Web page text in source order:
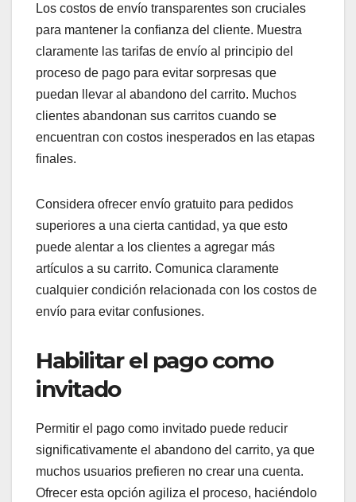
Los costos de envío transparentes son cruciales
para mantener la confianza del cliente. Muestra
claramente las tarifas de envío al principio del
proceso de pago para evitar sorpresas que
puedan llevar al abandono del carrito. Muchos
clientes abandonan sus carritos cuando se
encuentran con costos inesperados en las etapas
finales.
Considera ofrecer envío gratuito para pedidos
superiores a una cierta cantidad, ya que esto
puede alentar a los clientes a agregar más
artículos a su carrito. Comunica claramente
cualquier condición relacionada con los costos de
envío para evitar confusiones.
Habilitar el pago como
invitado
Permitir el pago como invitado puede reducir
significativamente el abandono del carrito, ya que
muchos usuarios prefieren no crear una cuenta.
Ofrecer esta opción agiliza el proceso, haciéndolo